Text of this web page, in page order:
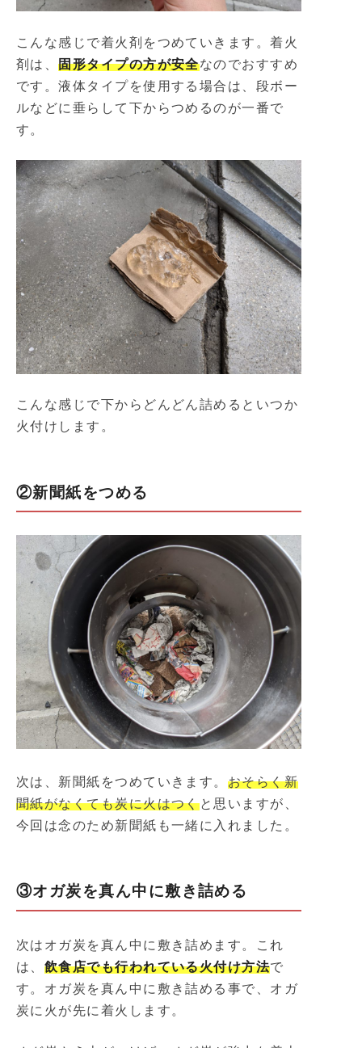
こんな感じで着火剤をつめていきます。着火
剤は、固形タイプの方が安全なのでおすすめ
です。液体タイプを使用する場合は、段ボー
ルなどに垂らして下からつめるのが一番で
す。
こんな感じで下からどんどん詰めるといつか
火付けします。
②新聞紙をつめる
次は、新聞紙をつめていきます。 おそらく新
聞紙がなくても炭に火はつくと思いますが、
今回は念のため新聞紙も一緒に入れました。
③オガ炭を真ん中に敷き詰める
次はオガ炭を真ん中に敷き詰めます。これ
は、 飲食店でも行われている火付け方法で
す。オガ炭を真ん中に敷き詰める事で、オガ
炭に火が先に着火します。